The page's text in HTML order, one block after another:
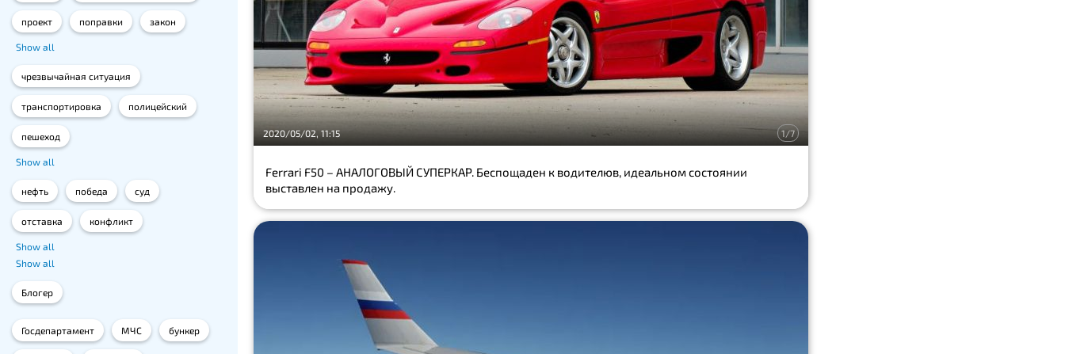
проект поправки закон
Show all
чрезвычайная ситуация
транспортировка полицейский
пешеход
Show all
нефть победа суд
отставка конфликт
Show all
Show all
Блогер
Госдепартамент МЧС бункер
2020/05/02, 11:15 1/7
Ferrari F50 – АНАЛОГОВЫЙ СУПЕРКАР. Беспощаден к водителюв, идеальном состоянии
выставлен на продажу.